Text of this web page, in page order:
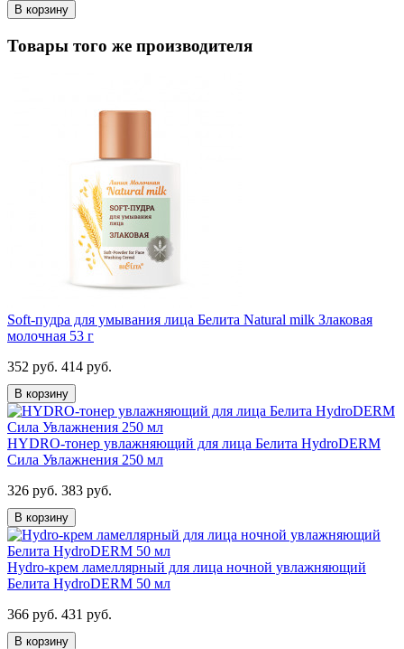
В корзину
Товары того же производителя
Soft-пудра для умывания лица Белита Natural milk Злаковая
молочная 53 г
352 руб. 414 руб.
В корзину
HYDRO-тонер увлажняющий для лица Белита HydroDERM
Сила Увлажнения 250 мл
326 руб. 383 руб.
В корзину
Hydro-крем ламеллярный для лица ночной увлажняющий
Белита HydroDERM 50 мл
366 руб. 431 руб.
В корзину